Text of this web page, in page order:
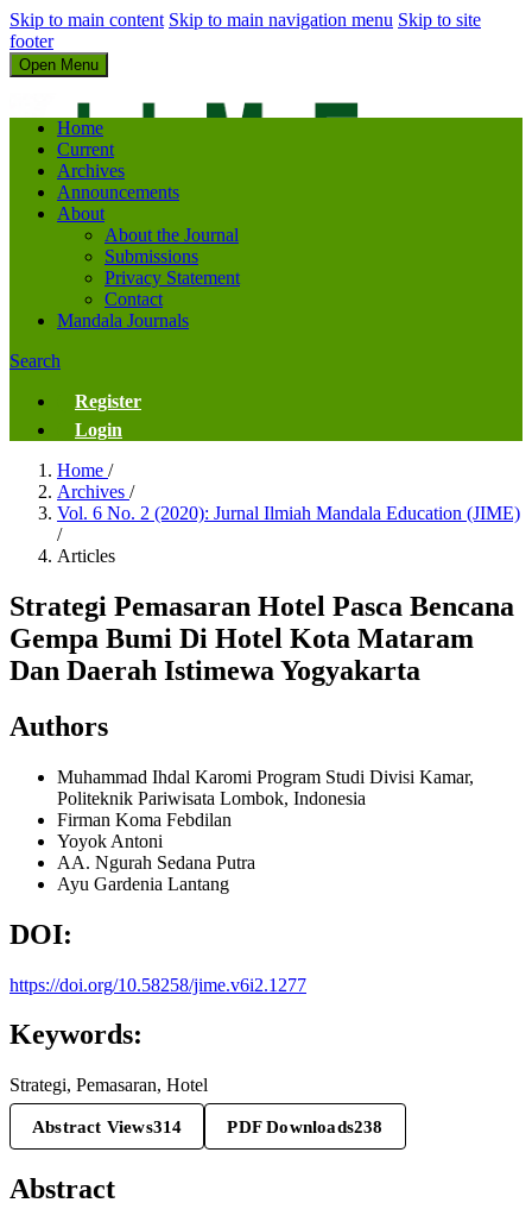
Skip to main content Skip to main navigation menu Skip to site
footer
Open Menu
Home
Current
Archives
Announcements
About
About the Journal
Submissions
Privacy Statement
Contact
Mandala Journals
Search
Register
Login
Home /
Archives /
Vol. 6 No. 2 (2020): Jurnal Ilmiah Mandala Education (JIME)
/
Articles
Strategi Pemasaran Hotel Pasca Bencana
Gempa Bumi Di Hotel Kota Mataram
Dan Daerah Istimewa Yogyakarta
Authors
Muhammad Ihdal Karomi Program Studi Divisi Kamar,
Politeknik Pariwisata Lombok, Indonesia
Firman Koma Febdilan
Yoyok Antoni
AA. Ngurah Sedana Putra
Ayu Gardenia Lantang
DOI:
https://doi.org/10.58258/jime.v6i2.1277
Keywords:
Strategi, Pemasaran, Hotel
Abstract Views314 PDF Downloads238
Abstract